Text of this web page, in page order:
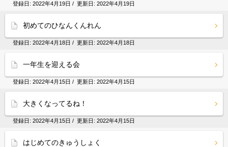
登録日: 2022年4月19日 / 更新日: 2022年4月19日
初めてのひなんくんれん
登録日: 2022年4月18日 / 更新日: 2022年4月18日
一年生を迎える会
登録日: 2022年4月15日 / 更新日: 2022年4月15日
大きくなってるね！
登録日: 2022年4月15日 / 更新日: 2022年4月15日
はじめてのきゅうしょく